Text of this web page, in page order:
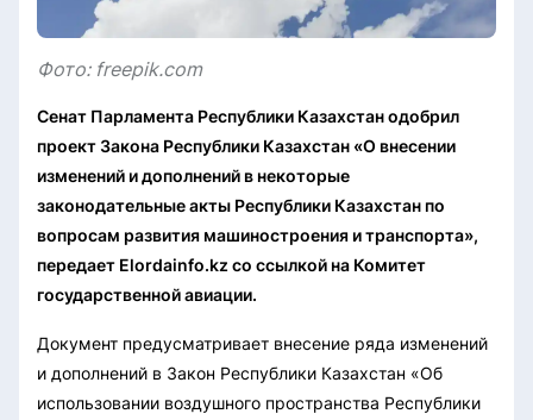
Фото: freepik.com
Сенат Парламента Республики Казахстан одобрил
проект Закона Республики Казахстан «О внесении
изменений и дополнений в некоторые
законодательные акты Республики Казахстан по
вопросам развития машиностроения и транспорта»,
передает Elordainfo.kz со ссылкой на Комитет
государственной авиации.
Документ предусматривает внесение ряда изменений
и дополнений в Закон Республики Казахстан «Об
использовании воздушного пространства Республики